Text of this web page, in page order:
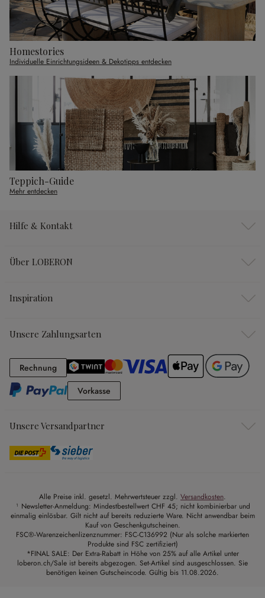
Homestories
Individuelle Einrichtungsideen & Dekotipps entdecken
Teppich-Guide
Mehr entdecken
Hilfe & Kontakt
Über LOBERON
Inspiration
Unsere Zahlungsarten
RechnungRechnung
Vorkasse
Unsere Versandpartner
Alle Preise inkl. gesetzl. Mehrwertsteuer zzgl. Versandkosten.
¹ Newsletter-Anmeldung: Mindestbestellwert CHF 45; nicht kombinierbar und
einmalig einlösbar. Gilt nicht auf bereits reduzierte Ware. Nicht anwendbar beim
Kauf von Geschenkgutscheinen.
FSC®-Warenzeichenlizenznummer: FSC-C136992 (Nur als solche markierten
Produkte sind FSC zertifiziert)
*FINAL SALE: Der Extra-Rabatt in Höhe von 25% auf alle Artikel unter
loberon.ch/Sale ist bereits abgezogen. Set-Artikel sind ausgeschlossen. Sie
benötigen keinen Gutscheincode. Gültig bis 11.08.2026.